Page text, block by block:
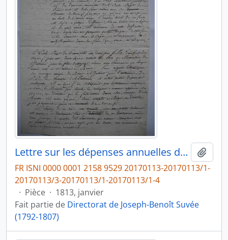
Lettre sur les dépenses annuelles de l’École Impériale des Beaux-Arts, fol. 6-7
FR ISNI 0000 0001 2158 9529 20170113-20170113/1-
20170113/3-20170113/1-20170113/1-4
· Pièce · 1813, janvier
Fait partie de Directorat de Joseph-Benoît Suvée
(1792-1807)